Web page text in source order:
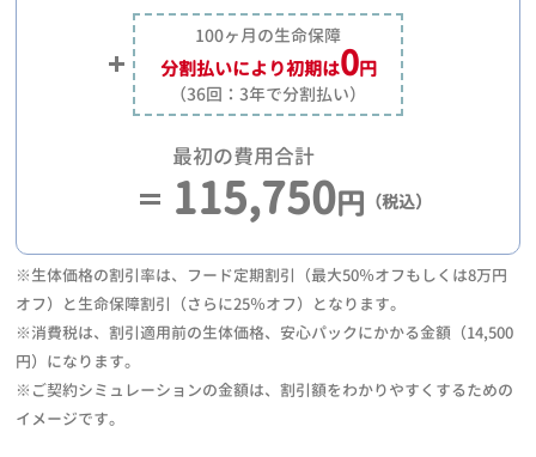
100ヶ月の生命保障
分割払いにより初期は0円
（36回：3年で分割払い）
最初の費用合計
115,750円 （税込）
※生体価格の割引率は、フード定期割引（最大50％オフもしくは8万円
オフ）と生命保障割引（さらに25％オフ）となります。
※消費税は、割引適用前の生体価格、安心パックにかかる金額（14,500
円）になります。
※ご契約シミュレーションの金額は、割引額をわかりやすくするための
イメージです。